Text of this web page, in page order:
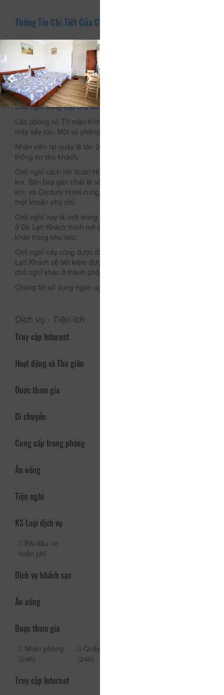
Thông Tin Chi Tiết Của Century Hotel
Mô tả
Tọa lạc ở thành phố Đà Lạt, cách Quảng trường Lâm Viên
2,7 km, Century Hotel có khu vườn, sân hiên cũng như sảnh
khách chung. Các điểm tham quan như Dinh Bảo Đại và Biệt
thự Hằng Nga cũng chỉ cách Century Hotel một quãng ngắn.
Chỗ nghỉ cung cấp chỗ đỗ xe riêng và Wi-Fi miễn phí.
Các phòng có TV màn hình phẳng và phòng tắm riêng với
máy sấy tóc. Một số phòng còn có ban công.
Nhân viên tại quầy lễ tân 24 giờ luôn sẵn sàng cung cấp
thông tin cho khách.
Chỗ nghỉ cách Hồ Xuân Hương 2,8 km và Công viên Yersin 3
km. Sân bay gần nhất là sân bay Liên Khương, cách đó 30
km, và Century Hotel cung cấp dịch vụ đưa/đón sân bay với
một khoản phụ phí.
Chỗ nghỉ này là một trong những vị trí được đánh giá tốt nhất
ở Đà Lạt! Khách thích nơi đây hơn so với những chỗ nghỉ
khác trong khu vực.
Chỗ nghỉ này cũng được đánh giá là đáng giá tiền nhất ở Đà
Lạt! Khách sẽ tiết kiệm được nhiều hơn so với nghỉ tại những
chỗ nghỉ khác ở thành phố này.
Chúng tôi sử dụng ngôn ngữ của bạn!
Dịch vụ - Tiện ích
Truy cập Internet
Hoạt động và Thư giãn
Được tham gia
Di chuyển
Cung cấp trong phòng
Ăn uống
Tiện nghi
KS Loại dịch vụ
Bãi đậu xe
miễn phí
Dịch vụ khách sạn
Ăn uống
Được tham gia
Nhận phòng
(24h)
Quầy lễ tân
(24h)
Truy cập Internet